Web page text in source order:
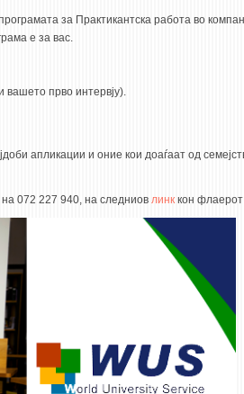
за Практикантска работа во
е за вас.
вашето прво интервју).
апликации и оние кои доаѓаат од
072 227 940, на следниов линк кон